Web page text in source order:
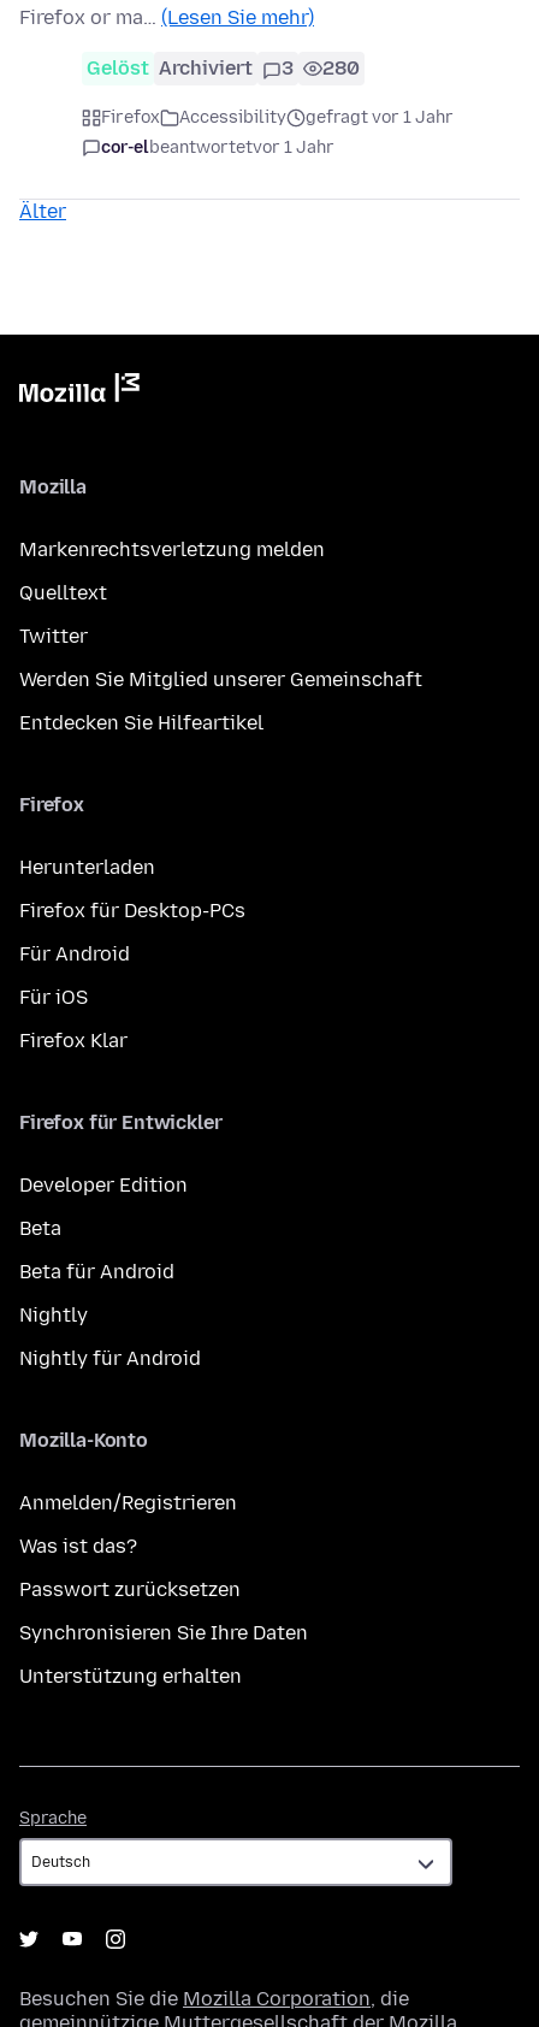
Firefox or ma… (Lesen Sie mehr)
Gelöst Archiviert 3 280
Firefox Accessibility
gefragt vor 1 Jahr
cor-elbeantwortetvor 1 Jahr
Älter
Mozilla
Markenrechtsverletzung melden
Quelltext
Twitter
Werden Sie Mitglied unserer Gemeinschaft
Entdecken Sie Hilfeartikel
Firefox
Herunterladen
Firefox für Desktop-PCs
Für Android
Für iOS
Firefox Klar
Firefox für Entwickler
Developer Edition
Beta
Beta für Android
Nightly
Nightly für Android
Mozilla-Konto
Anmelden/Registrieren
Was ist das?
Passwort zurücksetzen
Synchronisieren Sie Ihre Daten
Unterstützung erhalten
Sprache
Besuchen Sie die Mozilla Corporation, die